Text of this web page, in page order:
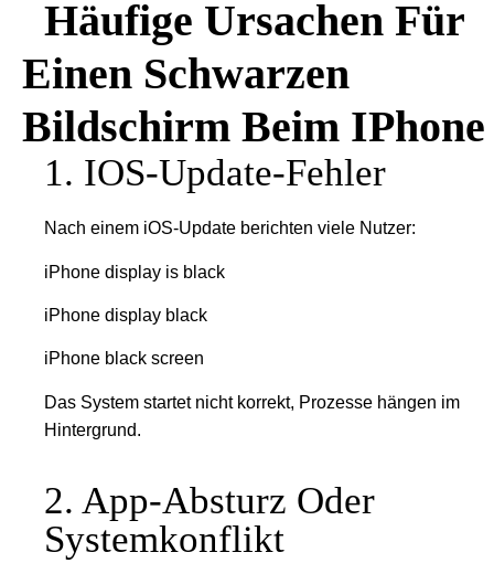
Häufige Ursachen Für
Einen Schwarzen
Bildschirm Beim IPhone
1. IOS-Update-Fehler
Nach einem iOS-Update berichten viele Nutzer:
iPhone display is black
iPhone display black
iPhone black screen
Das System startet nicht korrekt, Prozesse hängen im
Hintergrund.
2. App-Absturz Oder
Systemkonflikt